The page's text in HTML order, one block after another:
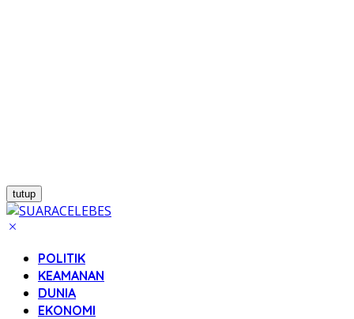
tutup
POLITIK
KEAMANAN
DUNIA
EKONOMI